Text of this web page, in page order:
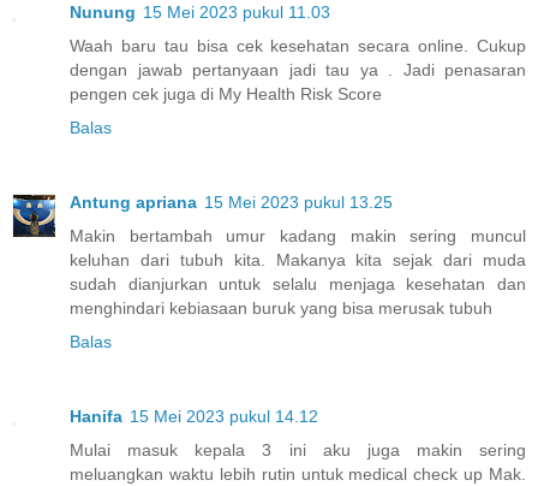
Nunung 15 Mei 2023 pukul 11.03
Waah baru tau bisa cek kesehatan secara online. Cukup
dengan jawab pertanyaan jadi tau ya . Jadi penasaran
pengen cek juga di My Health Risk Score
Balas
Antung apriana 15 Mei 2023 pukul 13.25
Makin bertambah umur kadang makin sering muncul
keluhan dari tubuh kita. Makanya kita sejak dari muda
sudah dianjurkan untuk selalu menjaga kesehatan dan
menghindari kebiasaan buruk yang bisa merusak tubuh
Balas
Hanifa 15 Mei 2023 pukul 14.12
Mulai masuk kepala 3 ini aku juga makin sering
meluangkan waktu lebih rutin untuk medical check up Mak.